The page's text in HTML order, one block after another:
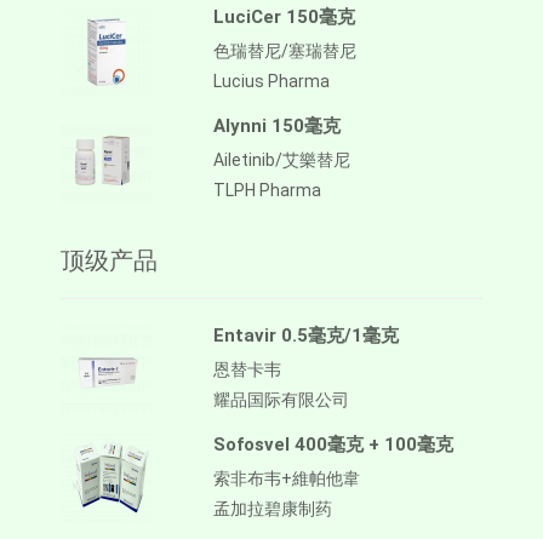
LuciCer 150毫克
色瑞替尼/塞瑞替尼
Lucius Pharma
Alynni 150毫克
Ailetinib/艾樂替尼
TLPH Pharma
顶级产品
Entavir 0.5毫克/1毫克
恩替卡韦
耀品国际有限公司
Sofosvel 400毫克 + 100毫克
索非布韦+維帕他韋
孟加拉碧康制药